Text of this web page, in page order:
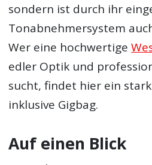
sondern ist durch ihr
Tonabnehmersystem
Wer eine hochwertige
edler Optik und
sucht, findet hier ein
inklusive Gigbag.
Auf einen Blick